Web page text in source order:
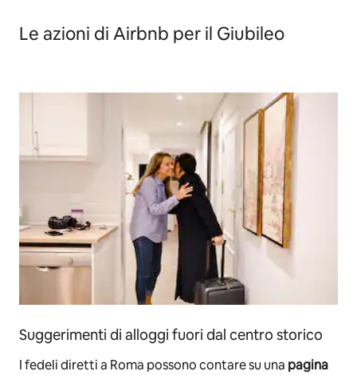
Le azioni di Airbnb per il Giubileo
Suggerimenti di alloggi fuori dal centro storico
I fedeli diretti a Roma possono contare su una pagina